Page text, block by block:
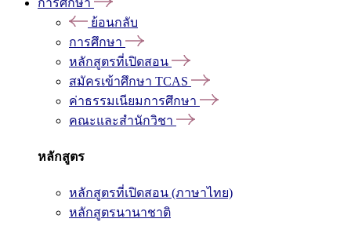
การศึกษา
ย้อนกลับ
การศึกษา
หลักสูตรที่เปิดสอน
สมัครเข้าศึกษา TCAS
ค่าธรรมเนียมการศึกษา
คณะและสำนักวิชา
หลักสูตร
หลักสูตรที่เปิดสอน (ภาษาไทย)
หลักสูตรนานาชาติ